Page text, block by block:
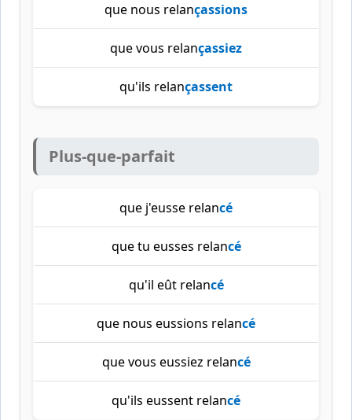
que nous relançassions
que vous relançassiez
qu'ils relançassent
Plus-que-parfait
que j'eusse relancé
que tu eusses relancé
qu'il eût relancé
que nous eussions relancé
que vous eussiez relancé
qu'ils eussent relancé